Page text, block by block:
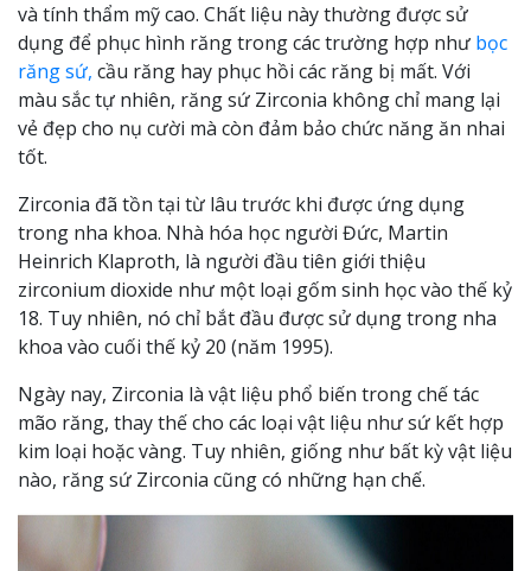
và tính thẩm mỹ cao. Chất liệu này thường được sử
dụng để phục hình răng trong các trường hợp như bọc
răng sứ, cầu răng hay phục hồi các răng bị mất. Với
màu sắc tự nhiên, răng sứ Zirconia không chỉ mang lại
vẻ đẹp cho nụ cười mà còn đảm bảo chức năng ăn nhai
tốt.
Zirconia đã tồn tại từ lâu trước khi được ứng dụng
trong nha khoa. Nhà hóa học người Đức, Martin
Heinrich Klaproth, là người đầu tiên giới thiệu
zirconium dioxide như một loại gốm sinh học vào thế kỷ
18. Tuy nhiên, nó chỉ bắt đầu được sử dụng trong nha
khoa vào cuối thế kỷ 20 (năm 1995).
Ngày nay, Zirconia là vật liệu phổ biến trong chế tác
mão răng, thay thế cho các loại vật liệu như sứ kết hợp
kim loại hoặc vàng. Tuy nhiên, giống như bất kỳ vật liệu
nào, răng sứ Zirconia cũng có những hạn chế.